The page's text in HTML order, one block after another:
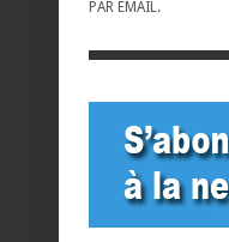
PAR EMAIL.